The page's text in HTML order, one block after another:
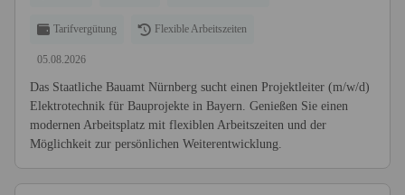
Tarifvergütung Flexible Arbeitszeiten
05.08.2026
Das Staatliche Bauamt Nürnberg sucht einen Projektleiter (m/w/d)
Elektrotechnik für Bauprojekte in Bayern. Genießen Sie einen
modernen Arbeitsplatz mit flexiblen Arbeitszeiten und der
Möglichkeit zur persönlichen Weiterentwicklung.